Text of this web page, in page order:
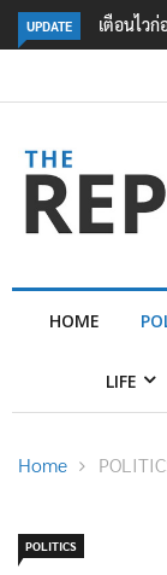
UPDATE เตือนไว
HOME
LIFE
Home
POLITICS